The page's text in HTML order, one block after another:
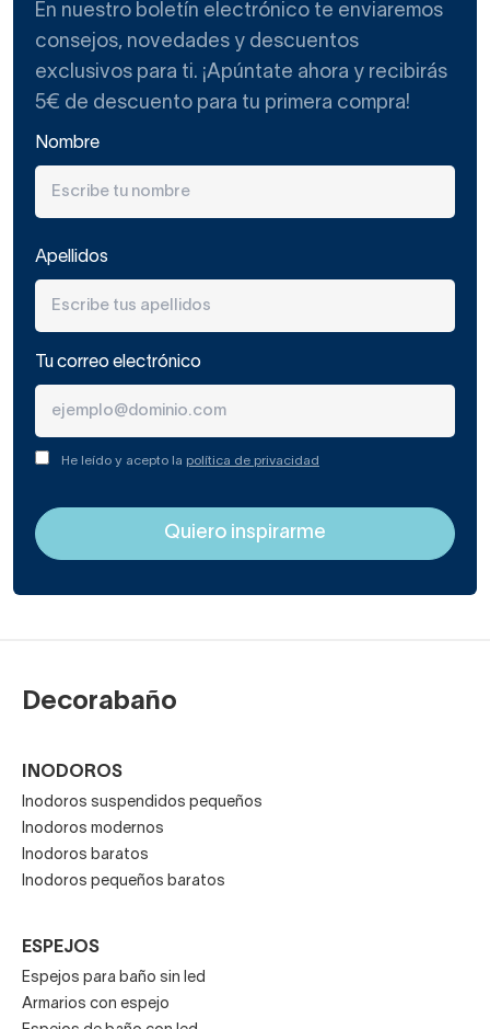
En nuestro boletín electrónico te enviaremos
consejos, novedades y descuentos
exclusivos para ti. ¡Apúntate ahora y recibirás
5€ de descuento para tu primera compra!
Nombre
Apellidos
Tu correo electrónico
He leído y acepto la política de privacidad
Decorabaño
INODOROS
Inodoros suspendidos pequeños
Inodoros modernos
Inodoros baratos
Inodoros pequeños baratos
ESPEJOS
Espejos para baño sin led
Armarios con espejo